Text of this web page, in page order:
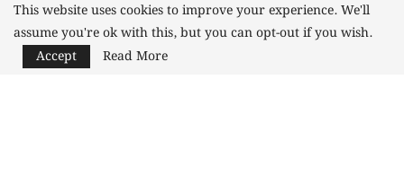
This website uses cookies to improve your experience. We'll
assume you're ok with this, but you can opt-out if you wish.
Accept
Read More